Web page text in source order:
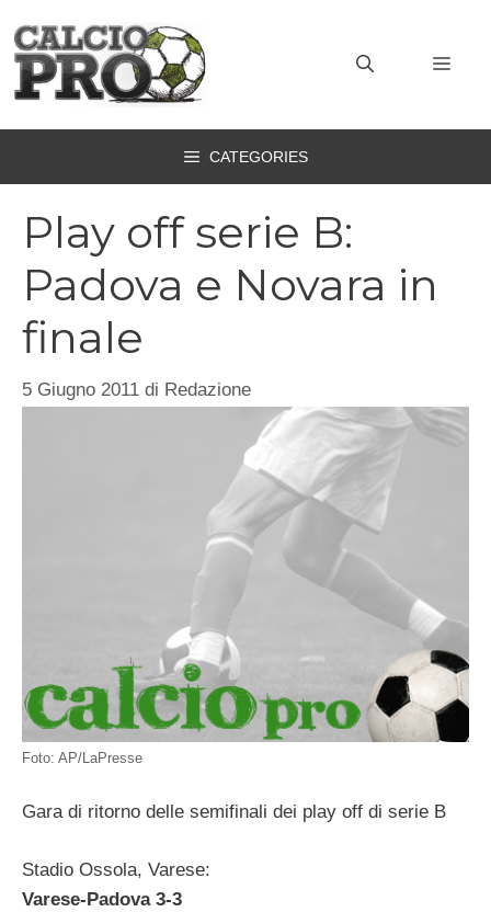
contenuto
CATEGORIES
Play off serie B:
Padova e Novara in
finale
5 Giugno 2011 di Redazione
Foto: AP/LaPresse
Gara di ritorno delle semifinali dei play off di serie B
Stadio Ossola, Varese:
Varese-Padova 3-3